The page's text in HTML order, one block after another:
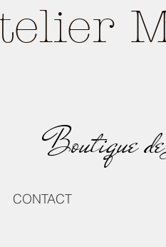
Boutique
CONTACT